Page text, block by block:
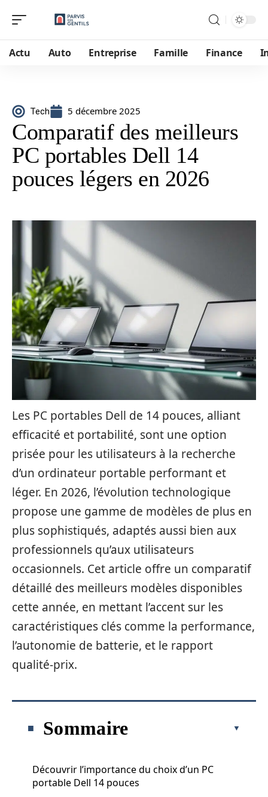
Actu Auto Entreprise Famille Finance
Tech 5 décembre 2025
Comparatif des meilleurs
PC portables Dell 14
pouces légers en 2026
Les PC portables Dell de 14 pouces, alliant
efficacité et portabilité, sont une option
prisée pour les utilisateurs à la recherche
d’un ordinateur portable performant et
léger. En 2026, l’évolution technologique
propose une gamme de modèles de plus en
plus sophistiqués, adaptés aussi bien aux
professionnels qu’aux utilisateurs
occasionnels. Cet article offre un comparatif
détaillé des meilleurs modèles disponibles
cette année, en mettant l’accent sur les
caractéristiques clés comme la performance,
l’autonomie de batterie, et le rapport
qualité-prix.
Sommaire
Découvrir l’importance du choix d’un PC
portable Dell 14 pouces